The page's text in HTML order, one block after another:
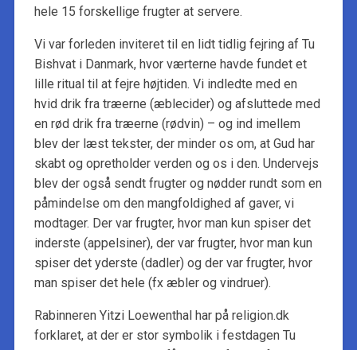
hele 15 forskellige frugter at servere.
Vi var forleden inviteret til en lidt tidlig fejring af Tu
Bishvat i Danmark, hvor værterne havde fundet et
lille ritual til at fejre højtiden. Vi indledte med en
hvid drik fra træerne (æblecider) og afsluttede med
en rød drik fra træerne (rødvin) – og ind imellem
blev der læst tekster, der minder os om, at Gud har
skabt og opretholder verden og os i den. Undervejs
blev der også sendt frugter og nødder rundt som en
påmindelse om den mangfoldighed af gaver, vi
modtager. Der var frugter, hvor man kun spiser det
inderste (appelsiner), der var frugter, hvor man kun
spiser det yderste (dadler) og der var frugter, hvor
man spiser det hele (fx æbler og vindruer).
Rabinneren Yitzi Loewenthal har på religion.dk
forklaret, at der er stor symbolik i festdagen Tu